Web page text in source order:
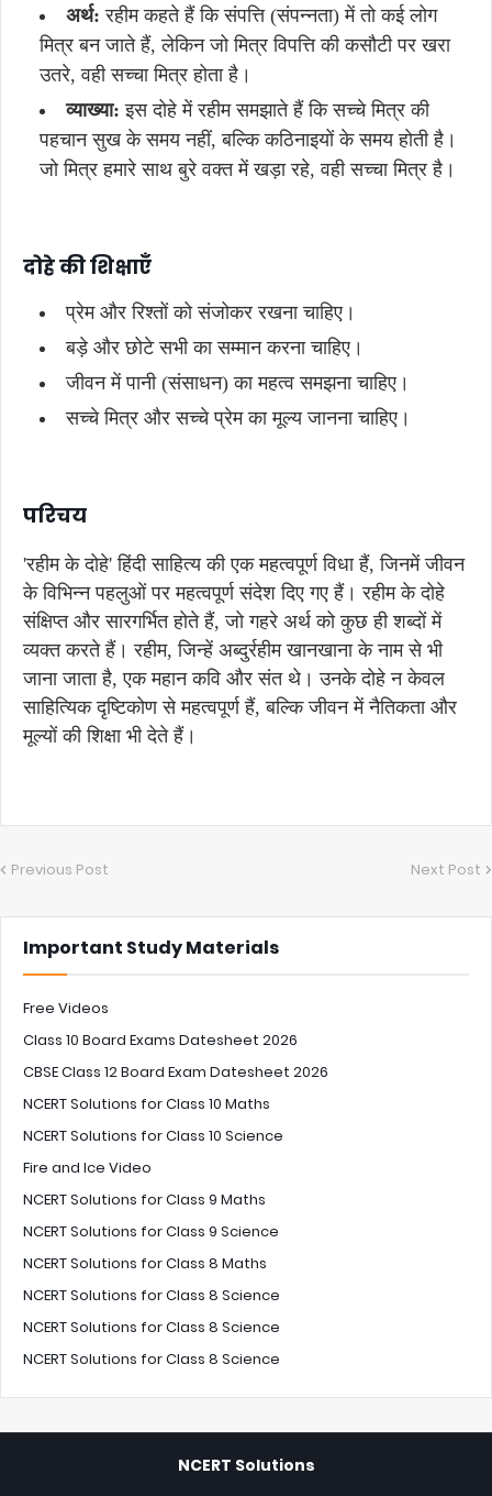
अर्थ: रहीम कहते हैं कि संपत्ति (संपन्नता) में तो कई लोग
मित्र बन जाते हैं, लेकिन जो मित्र विपत्ति की कसौटी पर खरा
उतरे, वही सच्चा मित्र होता है।
व्याख्या: इस दोहे में रहीम समझाते हैं कि सच्चे मित्र की
पहचान सुख के समय नहीं, बल्कि कठिनाइयों के समय होती है।
जो मित्र हमारे साथ बुरे वक्त में खड़ा रहे, वही सच्चा मित्र है।
दोहेकीशिक्षाएँ
प्रेम और रिश्तों को संजोकर रखना चाहिए।
बड़े और छोटे सभी का सम्मान करना चाहिए।
जीवन में पानी (संसाधन) का महत्व समझना चाहिए।
सच्चे मित्र और सच्चे प्रेम का मूल्य जानना चाहिए।
परिचय
'रहीम के दोहे' हिंदी साहित्य की एक महत्वपूर्ण विधा हैं, जिनमें जीवन
के विभिन्न पहलुओं पर महत्वपूर्ण संदेश दिए गए हैं। रहीम के दोहे
संक्षिप्त और सारगर्भित होते हैं, जो गहरे अर्थ को कुछ ही शब्दों में
व्यक्त करते हैं। रहीम, जिन्हें अब्दुर्रहीम खानखाना के नाम से भी
जाना जाता है, एक महान कवि और संत थे। उनके दोहे न केवल
साहित्यिक दृष्टिकोण से महत्वपूर्ण हैं, बल्कि जीवन में नैतिकता और
मूल्यों की शिक्षा भी देते हैं।
Previous Post Next Post
Important Study Materials
Free Videos
Class 10 Board Exams Datesheet 2026
CBSE Class 12 Board Exam Datesheet 2026
NCERT Solutions for Class 10 Maths
NCERT Solutions for Class 10 Science
Fire and Ice Video
NCERT Solutions for Class 9 Maths
NCERT Solutions for Class 9 Science
NCERT Solutions for Class 8 Maths
NCERT Solutions for Class 8 Science
NCERT Solutions for Class 8 Science
NCERT Solutions for Class 8 Science
NCERT Solutions